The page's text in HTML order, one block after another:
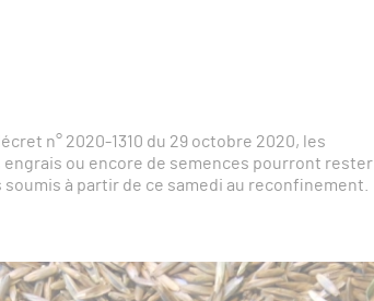
n° 2020-1310 du 29 octobre 2020, les
ou encore de semences pourront rester
à partir de ce samedi au reconfinement.